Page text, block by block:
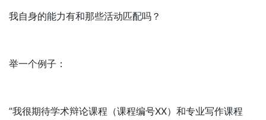
我自身的能力有和那些活动匹配吗？
举一个例子：
”我很期待学术辩论课程（课程编号XX）和专业写作课程